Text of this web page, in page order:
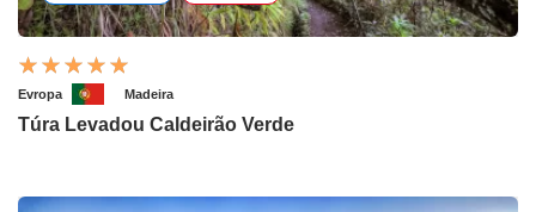
Evropa Madeira
Túra Levadou Caldeirão Verde